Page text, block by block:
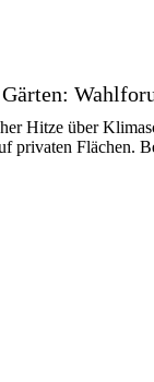
Hitze über
privaten Flächen.